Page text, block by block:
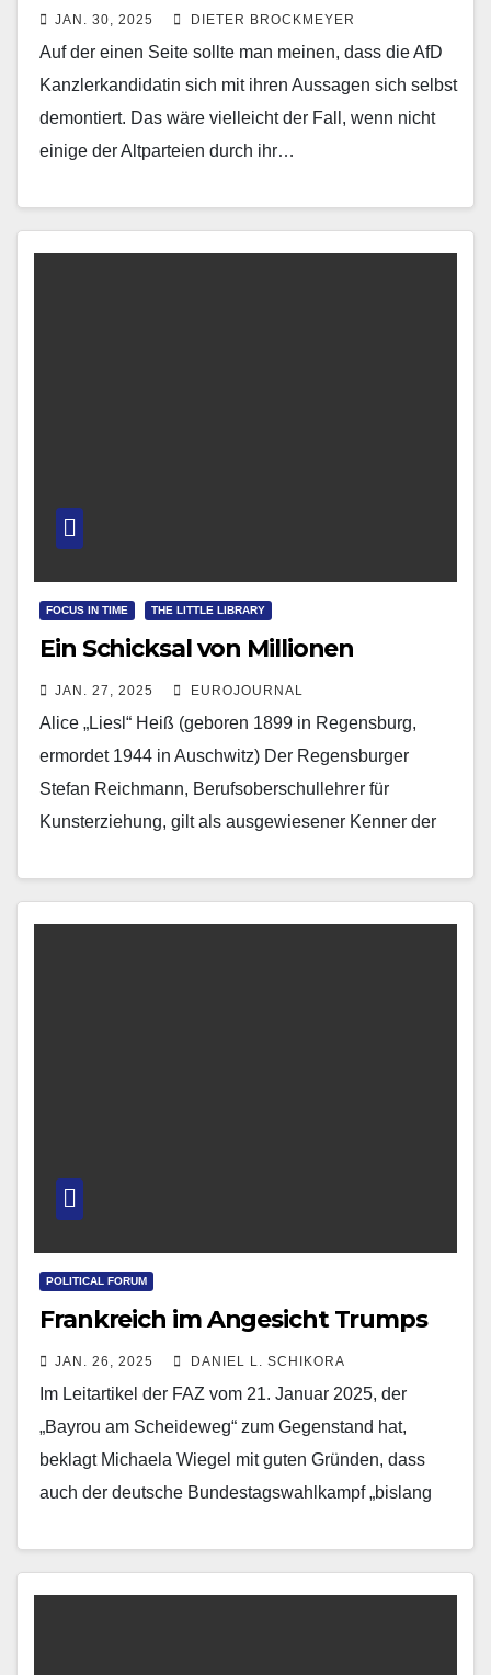
JAN. 30, 2025 DIETER BROCKMEYER
Auf der einen Seite sollte man meinen, dass die AfD
Kanzlerkandidatin sich mit ihren Aussagen sich selbst
demontiert. Das wäre vielleicht der Fall, wenn nicht
einige der Altparteien durch ihr…
FOCUS IN TIME THE LITTLE LIBRARY
Ein Schicksal von Millionen
JAN. 27, 2025 EUROJOURNAL
Alice „Liesl“ Heiß (geboren 1899 in Regensburg,
ermordet 1944 in Auschwitz) Der Regensburger
Stefan Reichmann, Berufsoberschullehrer für
Kunsterziehung, gilt als ausgewiesener Kenner der
POLITICAL FORUM
Frankreich im Angesicht Trumps
JAN. 26, 2025 DANIEL L. SCHIKORA
Im Leitartikel der FAZ vom 21. Januar 2025, der
„Bayrou am Scheideweg“ zum Gegenstand hat,
beklagt Michaela Wiegel mit guten Gründen, dass
auch der deutsche Bundestagswahlkampf „bislang